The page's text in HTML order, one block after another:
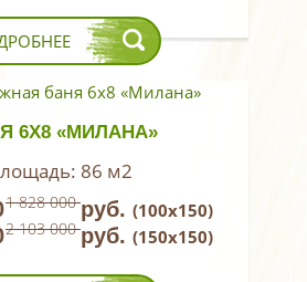
6Х8 «МИЛАНА»
86 м2
1 828 000руб. (100х150)
2 103 000руб. (150х150)